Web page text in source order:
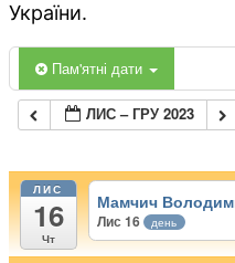
України.
Пам'ятні дати
ЛИС – ГРУ 2023
ЛИС
16
Чт
Мамчич
Лис 16 день